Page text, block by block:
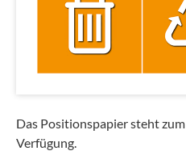
Das Positionspapier steht zum
Verfügung.